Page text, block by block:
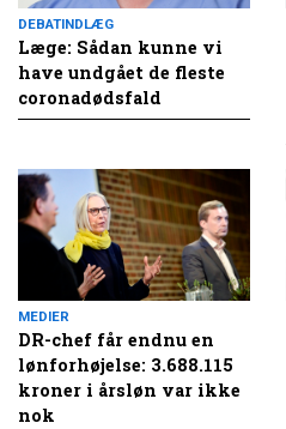
DEBATINDLÆG
Læge: Sådan kunne vi
have undgået de fleste
coronadødsfald
MEDIER
DR-chef får endnu en
lønforhøjelse: 3.688.115
kroner i årsløn var ikke
nok